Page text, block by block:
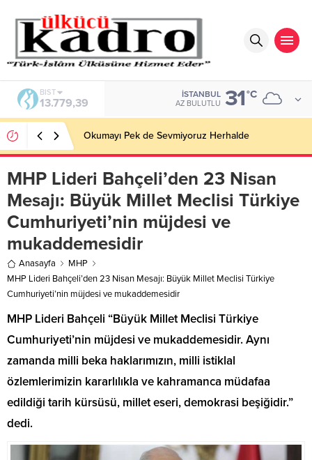
BIST
13.779,39
İSTANBUL
AZ BULUTLU 31°C
Okumayı Pek de Sevmiyoruz Herhalde
MHP Lideri Bahçeli’den 23 Nisan
Mesajı: Büyük Millet Meclisi Türkiye
Cumhuriyeti’nin müjdesi ve
mukaddemesidir
Anasayfa
MHP
MHP Lideri Bahçeli’den 23 Nisan Mesajı: Büyük Millet Meclisi Türkiye
Cumhuriyeti’nin müjdesi ve mukaddemesidir
MHP Lideri Bahçeli “Büyük Millet Meclisi Türkiye
Cumhuriyeti’nin müjdesi ve mukaddemesidir. Aynı
zamanda milli beka haklarımızın, milli istiklal
özlemlerimizin kararlılıkla ve kahramanca müdafaa
edildiği tarih kürsüsü, millet eseri, demokrasi beşiğidir.”
dedi.